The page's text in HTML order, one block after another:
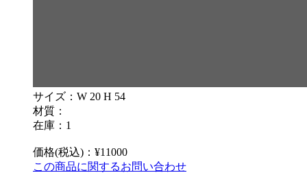
サイズ：W 20 H 54
材質：
在庫：1
価格(税込)：¥11000
この商品に関するお問い合わせ